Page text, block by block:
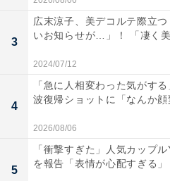
3
広末涼子、美デコルテ際立
いお知らせが…」！ 「凄く
2024/07/12
4
「急に人相変わった気がす
波復帰ショットに「なんか
2026/08/06
5
「衝撃すぎた」人気カップ
を報告「表情が心配すぎる